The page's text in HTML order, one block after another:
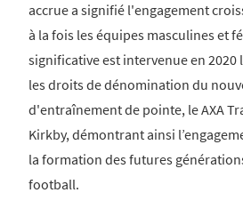
accrue a signifié l'engagement
à la fois les équipes masculines et
significative est intervenue en 2020
les droits de dénomination du
d'entraînement de pointe, le AXA
Kirkby, démontrant ainsi
la formation des futures
football.